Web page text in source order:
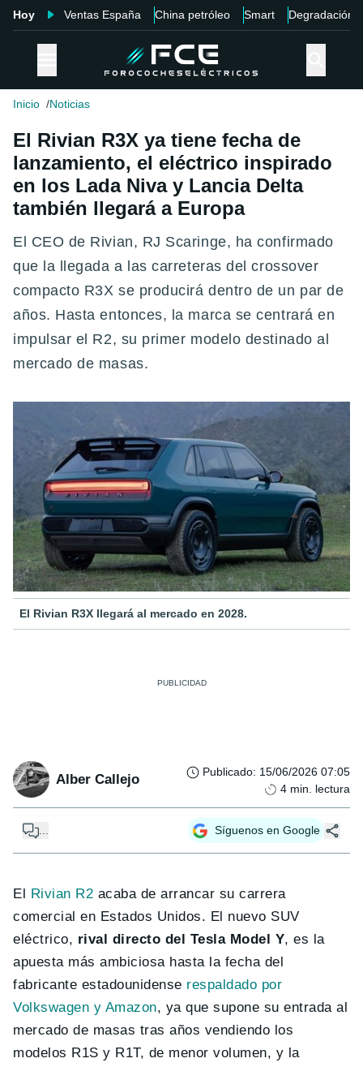
Hoy Ventas España China petróleo Smart Degradación
Inicio Noticias
El Rivian R3X ya tiene fecha de
lanzamiento, el eléctrico inspirado
en los Lada Niva y Lancia Delta
también llegará a Europa
El CEO de Rivian, RJ Scaringe, ha confirmado
que la llegada a las carreteras del crossover
compacto R3X se producirá dentro de un par de
años. Hasta entonces, la marca se centrará en
impulsar el R2, su primer modelo destinado al
mercado de masas.
El Rivian R3X llegará al mercado en 2028.
Alber Callejo Publicado: 15/06/2026 07:05
4 min. lectura
... Síguenos en Google
El Rivian R2 acaba de arrancar su carrera
comercial en Estados Unidos. El nuevo SUV
eléctrico, rival directo del Tesla Model Y, es la
apuesta más ambiciosa hasta la fecha del
fabricante estadounidense respaldado por
Volkswagen y Amazon, ya que supone su entrada al
mercado de masas tras años vendiendo los
modelos R1S y R1T, de menor volumen, y la